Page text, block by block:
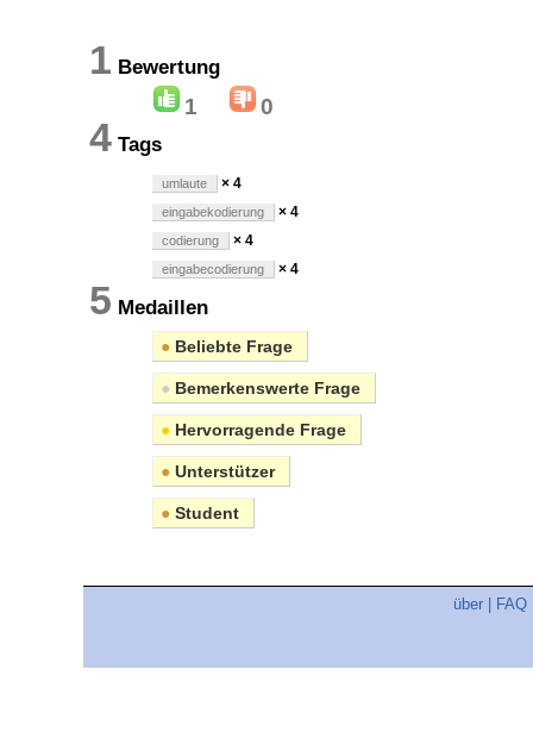
1 Bewertung
1 0
4 Tags
umlaute × 4
eingabekodierung × 4
codierung × 4
eingabecodierung × 4
5 Medaillen
● Beliebte Frage
● Bemerkenswerte Frage
● Hervorragende Frage
● Unterstützer
● Student
über FAQ